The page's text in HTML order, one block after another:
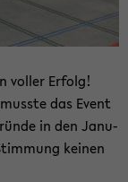
vol­ler Er­folg!
das Event
in den Ja­nu­
kei­nen